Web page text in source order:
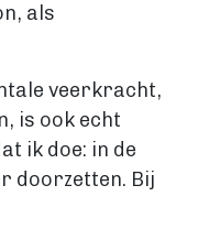
als
veerkracht,
is ook echt
ik doe: in de
doorzetten. Bij